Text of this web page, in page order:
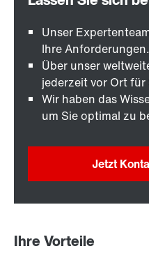
Unser
Ihre Anforderungen.
Über unser
jederzeit vor Ort für
Wir haben das
um Sie optimal zu
Jetzt
Ihre Vorteile